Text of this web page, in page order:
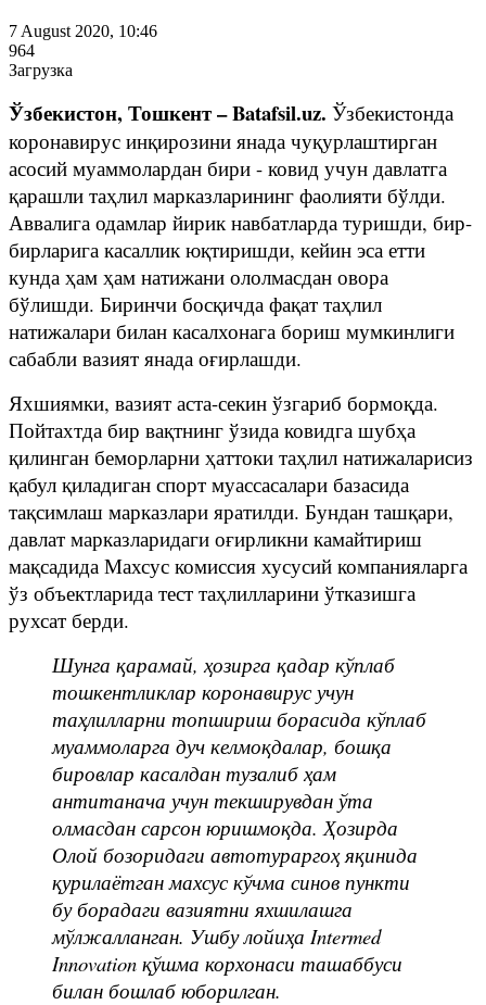
7 August 2020, 10:46
964
Загрузка
Ўзбекистон, Тошкент – Batafsil.uz. Ўзбекистонда
коронавирус инқирозини янада чуқурлаштирган
асосий муаммолардан бири - ковид учун давлатга
қарашли таҳлил марказларининг фаолияти бўлди.
Аввалига одамлар йирик навбатларда туришди, бир-
бирларига касаллик юқтиришди, кейин эса етти
кунда ҳам ҳам натижани ололмасдан овора
бўлишди. Биринчи босқичда фақат таҳлил
натижалари билан касалхонага бориш мумкинлиги
сабабли вазият янада оғирлашди.
Яхшиямки, вазият аста-секин ўзгариб бормоқда.
Пойтахтда бир вақтнинг ўзида ковидга шубҳа
қилинган беморларни ҳаттоки таҳлил натижаларисиз
қабул қиладиган спорт муассасалари базасида
тақсимлаш марказлари яратилди. Бундан ташқари,
давлат марказларидаги оғирликни камайтириш
мақсадида Махсус комиссия хусусий компанияларга
ўз объектларида тест таҳлилларини ўтказишга
рухсат берди.
Шунга қарамай, ҳозирга қадар кўплаб
тошкентликлар коронавирус учун
таҳлилларни топшириш борасида кўплаб
муаммоларга дуч келмоқдалар, бошқа
бировлар касалдан тузалиб ҳам
антитанача учун текширувдан ўта
олмасдан сарсон юришмоқда. Ҳозирда
Олой бозоридаги автотураргоҳ яқинида
қурилаётган махсус кўчма синов пункти
бу борадаги вазиятни яхшилашга
мўлжалланган. Ушбу лойиҳа Intermed
Innovation қўшма корхонаси ташаббуси
билан бошлаб юборилган.